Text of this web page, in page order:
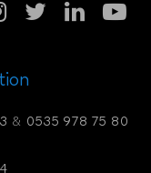
& 0535 978 75 80